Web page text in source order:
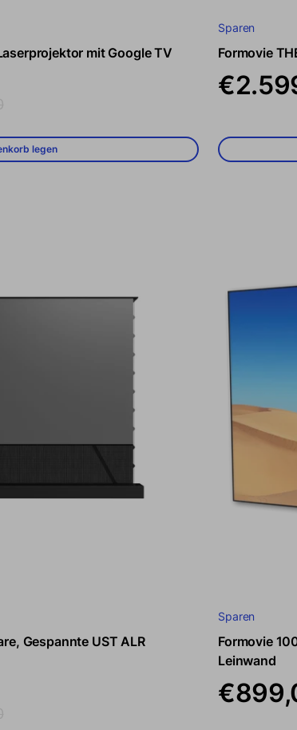
mit Google TV
legen
Sparen
Formovie
Gespannte UST ALR
Sparen
Formovie
Leinwand
Verkaufspreis